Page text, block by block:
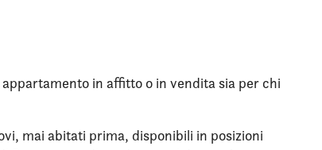
in affitto o in vendita sia per chi
mai abitati prima, disponibili in posizioni